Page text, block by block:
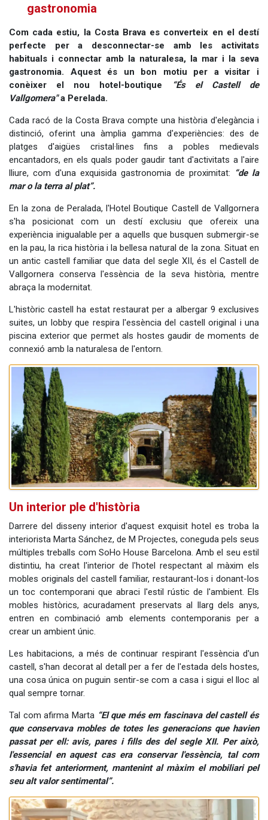
gastronomia
Com cada estiu, la Costa Brava es converteix en el destí
perfecte per a desconnectar-se amb les activitats
habituals i connectar amb la naturalesa, la mar i la seva
gastronomia. Aquest és un bon motiu per a visitar i
conèixer el nou hotel-boutique
“És el Castell de
Vallgomera"a Perelada.
Cada racó de la Costa Brava compte una història d'elegància i
distinció, oferint una àmplia gamma d'experiències: des de
platges d'aigües cristal·lines fins a pobles medievals
encantadors, en els quals poder gaudir tant d'activitats a l'aire
lliure, com d'una exquisida gastronomia de proximitat:
“de la
mar o la terra al plat”.
En la zona de Peralada, l'Hotel Boutique Castell de Vallgornera
s'ha posicionat com un destí exclusiu que ofereix una
experiència inigualable per a aquells que busquen submergir-se
en la pau, la rica història i la bellesa natural de la zona. Situat en
un antic castell familiar que data del segle XII, és el Castell de
Vallgornera conserva l'essència de la seva història, mentre
abraça la modernitat.
L'històric castell ha estat restaurat per a albergar 9 exclusives
suites, un lobby que respira l'essència del castell original i una
piscina exterior que permet als hostes gaudir de moments de
connexió amb la naturalesa de l'entorn.
Un interior ple d'història
Darrere del disseny interior d'aquest exquisit hotel es troba la
interiorista Marta Sánchez, de M Projectes, coneguda pels seus
múltiples treballs com SoHo House Barcelona. Amb el seu estil
distintiu, ha creat l'interior de l'hotel respectant al màxim els
mobles originals del castell familiar, restaurant-los i donant-los
un toc contemporani que abraci l'estil rústic de l'ambient. Els
mobles històrics, acuradament preservats al llarg dels anys,
entren en combinació amb elements contemporanis per a
crear un ambient únic.
Les habitacions, a més de continuar respirant l'essència d'un
castell, s'han decorat al detall per a fer de l'estada dels hostes,
una cosa única on puguin sentir-se com a casa i sigui el lloc al
qual sempre tornar.
Tal com afirma Marta “El que més em fascinava del castell és
que conservava mobles de totes les generacions que havien
passat per ell: avis, pares i fills des del segle XII. Per això,
l'essencial en aquest cas era conservar l'essència, tal com
s'havia fet anteriorment, mantenint al màxim el mobiliari pel
seu alt valor sentimental”.